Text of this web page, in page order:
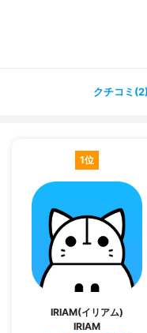
慣れてくると一般人の
無料でも応援できる
ライブ配信アプリ初め
場合が
多いと思うのでツイキ
クチコミ
1位
IRIAM(イリアム)
IRIAM